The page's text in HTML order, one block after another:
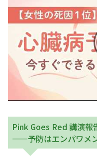
Pink Goes Red 講演報
——予防はエンパワメ
そ
‘さんルーム’
遠方にお住まいで当